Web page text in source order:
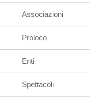
Associazioni
Proloco
Enti
Spettacoli